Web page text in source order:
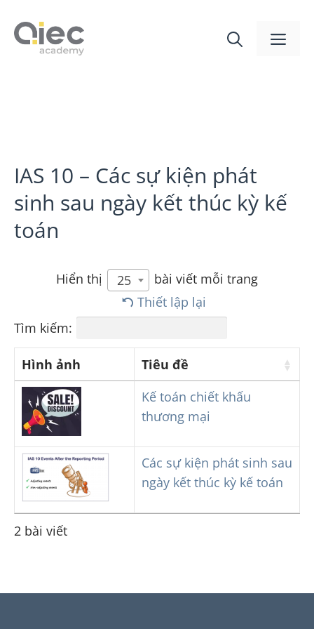
IAS 10 – Các sự kiện phát
sinh sau ngày kết thúc kỳ kế
toán
Hiển thị 25
bài viết mỗi trang
Thiết lập lại
Tìm kiếm:
Hình ảnh
Tiêu đề
Kế toán chiết khấu
thương mại
Các sự kiện phát sinh sau
ngày kết thúc kỳ kế toán
2 bài viết